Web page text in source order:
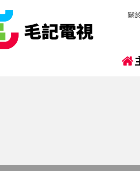
關